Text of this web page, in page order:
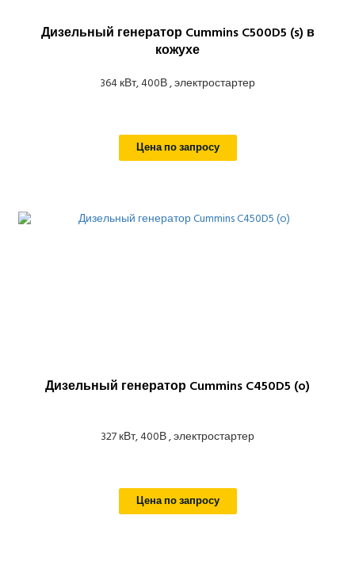
Дизельный генератор Cummins C500D5 (s) в
кожухе
364 кВт, 400В , электростартер
Цена по запросу
Дизельный генератор Cummins C450D5 (o)
327 кВт, 400В , электростартер
Цена по запросу